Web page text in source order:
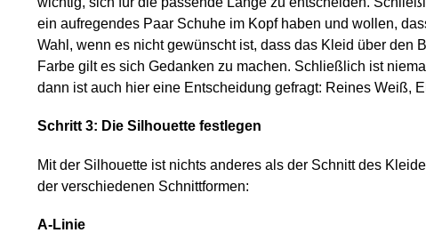
ein aufregendes Paar Schuhe im Kopf haben und wollen,
Wahl, wenn es nicht gewünscht ist, dass das Kleid über den
Farbe gilt es sich Gedanken zu machen. Schließlich ist
dann ist auch hier eine Entscheidung gefragt: Reines Weiß,
Schritt 3: Die Silhouette festlegen
Mit der Silhouette ist nichts anderes als der Schnitt des
der verschiedenen Schnittformen:
A-Linie